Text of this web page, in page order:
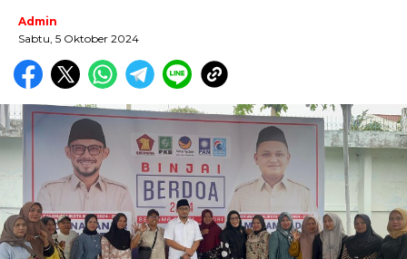
Admin
Sabtu, 5 Oktober 2024